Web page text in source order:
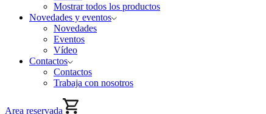
Mostrar todos los productos
Novedades y eventos
Novedades
Eventos
Vídeo
Contactos
Contactos
Trabaja con nosotros
Area reservada